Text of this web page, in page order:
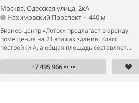
Москва, Одесская улица, 2кА
Нахимовский Проспект • 440 м
Бизнес-центр «Лотос» предлагает в аренду
помещения на 21 этажах здания. Класс
постройки А, а общая площадь составляет...
+7 495 966 •• ••